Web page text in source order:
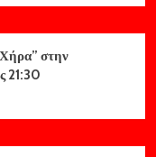
στην
21:30